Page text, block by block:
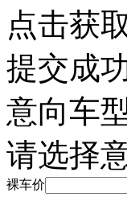
点击获
提交成
意向车
请选择
裸车价